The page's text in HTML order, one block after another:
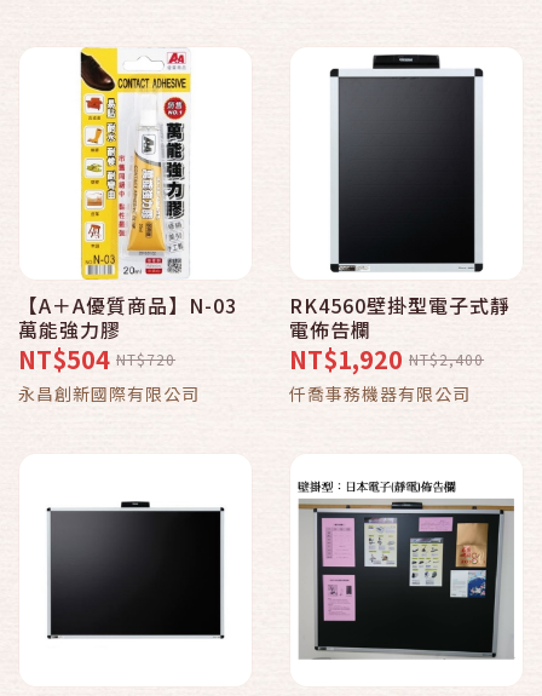
【A＋A優質商品】N-03
萬能強力膠
NT$504 NT$720
永昌創新國際有限公司
RK4560壁掛型電子式靜
電佈告欄
NT$1,920 NT$2,400
仟喬事務機器有限公司